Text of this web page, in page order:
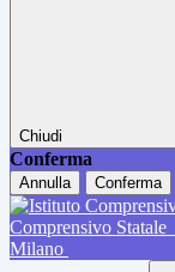
Chiudi
Conferma
Annulla Conferma
Comprensivo Statale
Milano